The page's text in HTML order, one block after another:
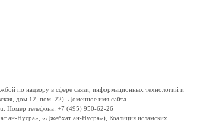
по надзору в сфере связи, информационных технологий и
дом 12, пом. 22). Доменное имя сайта
Номер телефона: +7 (495) 950-62-26
ан-Нусра», «Джебхат ан-Нусра»), Коалиция исламских